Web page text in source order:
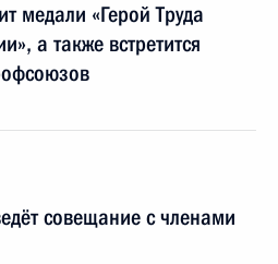
медали «Герой Труда
а также встретится
совещание с членами